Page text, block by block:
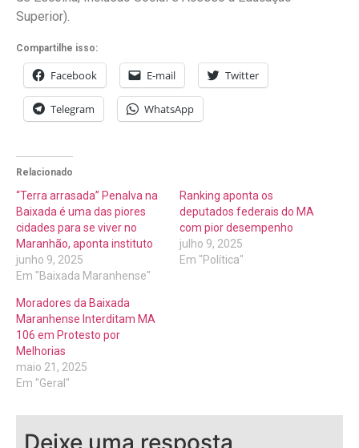
Superior).
Compartilhe isso:
Facebook E-mail Twitter
Telegram WhatsApp
Relacionado
“Terra arrasada” Penalva na
Baixada é uma das piores
cidades para se viver no
Maranhão, aponta instituto
junho 9, 2025
Em "Baixada Maranhense"
Ranking aponta os
deputados federais do MA
com pior desempenho
julho 9, 2025
Em "Política"
Moradores da Baixada
Maranhense Interditam MA
106 em Protesto por
Melhorias
maio 21, 2025
Em "Geral"
Deixe uma resposta